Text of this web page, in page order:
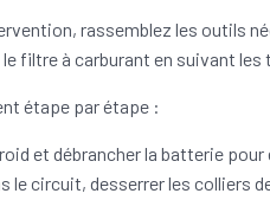
rassemblez les outils
filtre à carburant en suivant les
étape par étape :
et débrancher la batterie
le circuit, desserrer les colliers